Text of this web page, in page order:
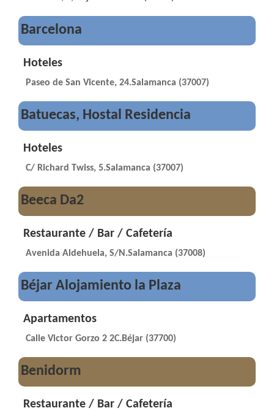
Barcelona
Hoteles
Paseo de San Vicente, 24.Salamanca (37007)
Batuecas, Hostal Residencia
Hoteles
C/ Richard Twiss, 5.Salamanca (37007)
Beeca Da2
Restaurante / Bar / Cafetería
Avenida Aldehuela, S/N.Salamanca (37008)
Béjar Alojamiento la Plaza
Apartamentos
Calle Victor Gorzo 2 2C.Béjar (37700)
Benidorm
Restaurante / Bar / Cafetería